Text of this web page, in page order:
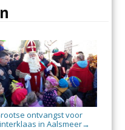
ontvangst voor
in Aalsmeer→